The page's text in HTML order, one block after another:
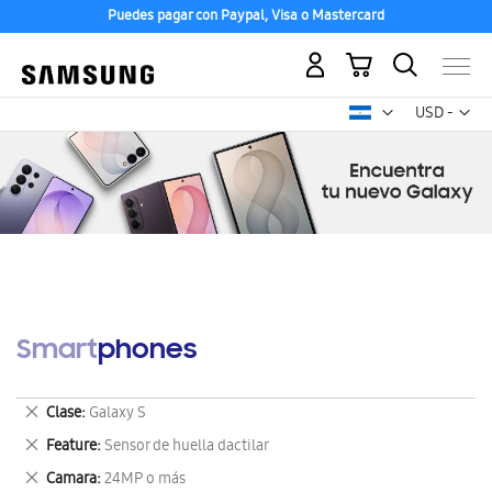
Puedes pagar con Paypal, Visa o Mastercard
USD -
dólar
Mi carrito
Smartphones
Clase Galaxy S
Eliminar
este
artículo
Feature Sensor de huella dactilar
Eliminar
este
Camara 24MP o más
Eliminar